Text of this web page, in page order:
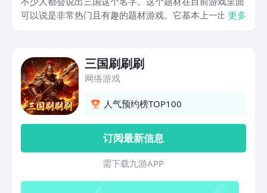
可以说是非常热门且有趣的题材游戏。它基本上一出现就
哪。
更多
三国刷刷刷
网络游戏
人气预约榜TOP100
订阅最新信息
需 下 载 九 游 A P P